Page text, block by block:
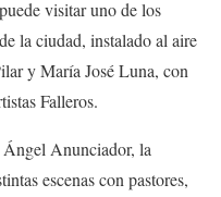
visitar uno de los
la ciudad, instalado al aire
y María José Luna, con
Falleros.
Anunciador, la
escenas con pastores,